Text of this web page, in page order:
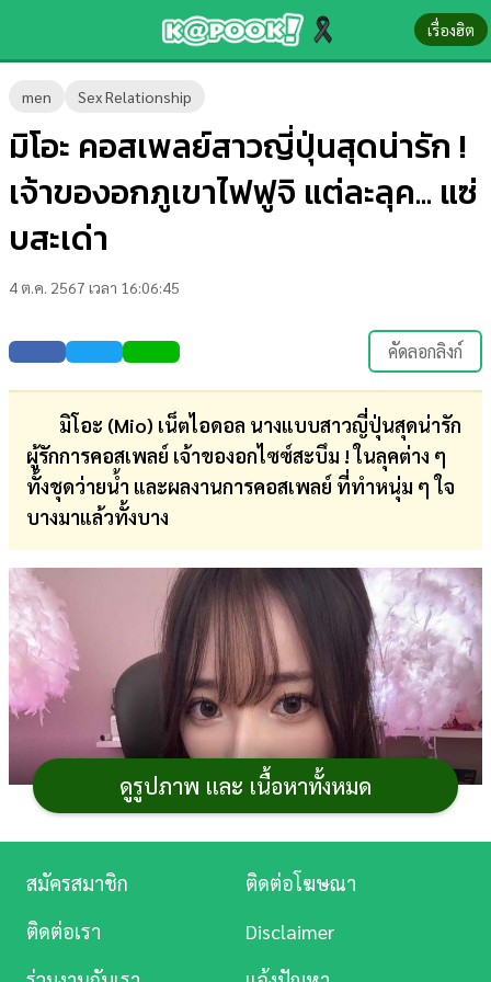
เรื่องฮิต
men Sex Relationship
มิโอะ คอสเพลย์สาวญี่ปุ่นสุดน่ารัก !
เจ้าของอกภูเขาไฟฟูจิ แต่ละลุค... แซ่
บสะเด่า
4 ต.ค. 2567 เวลา 16:06:45
คัดลอกลิงก์
มิโอะ (Mio) เน็ตไอดอล นางแบบสาวญี่ปุ่นสุดน่ารัก
ผู้รักการคอสเพลย์ เจ้าของอกไซซ์สะบึม ! ในลุคต่าง ๆ
ทั้งชุดว่ายน้ำ และผลงานการคอสเพลย์ ที่ทำหนุ่ม ๆ ใจ
บางมาแล้วทั้งบาง
ดูรูปภาพ และ เนื้อหาทั้งหมด
ข่าว-
ความ
รู้
บันเทิง
ตรวจ
หวย
บอล
สด
การ
การ
ศึกษา
บันเทิง
ดู
หนัง
สมัครสมาชิก
ติดต่อโฆษณา
ติดต่อเรา
Disclaimer